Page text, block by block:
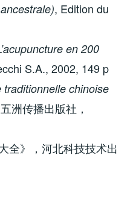
, Edition du
en 200
S.A., 2002, 149 p
traditionnelle chinoise
洲传播出版社，
全》，河北科技技术出